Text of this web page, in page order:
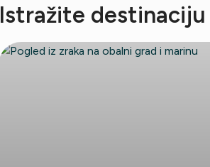
Istražite destinaciju